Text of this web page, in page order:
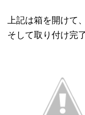
上記は箱を開けて
そして取り付け完